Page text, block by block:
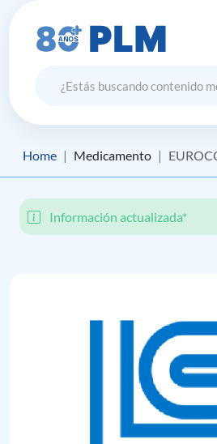
Home Medicamento
Información actualizada*